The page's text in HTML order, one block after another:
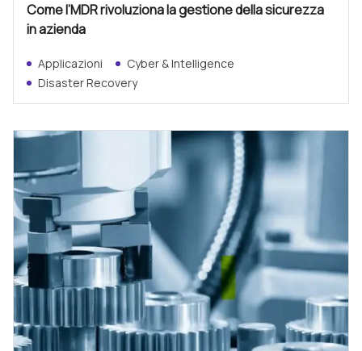
Come l’MDR rivoluziona la gestione della sicurezza
in azienda
Applicazioni
Cyber & Intelligence
Disaster Recovery